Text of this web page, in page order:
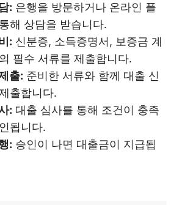
: 은행을 방문하거나 온라인 플
해 상담을 받습니다.
: 신분증, 소득증명서, 보증금 계
필수 서류를 제출합니다.
출: 준비한 서류와 함께 대출 신
출합니다.
: 대출 심사를 통해 조건이 충족
됩니다.
: 승인이 나면 대출금이 지급됩